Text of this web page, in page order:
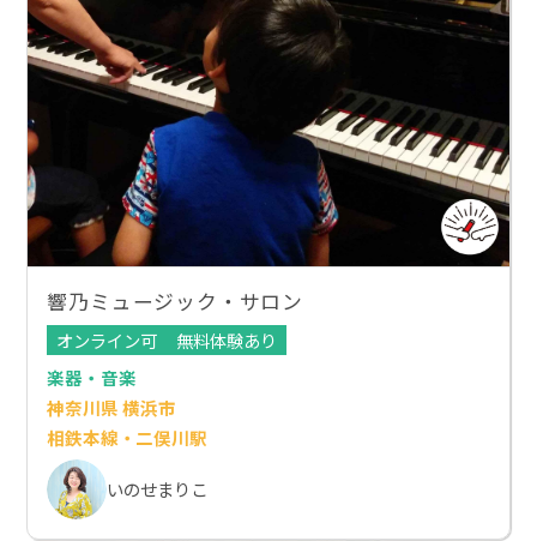
響乃ミュージック・サロン
オンライン可
無料体験あり
楽器・音楽
神奈川県 横浜市
相鉄本線・二俣川駅
いのせまりこ